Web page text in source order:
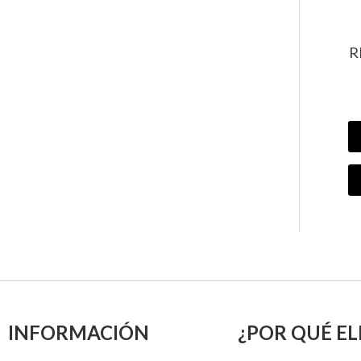
INFORMACIÓN ¿POR QUÉ